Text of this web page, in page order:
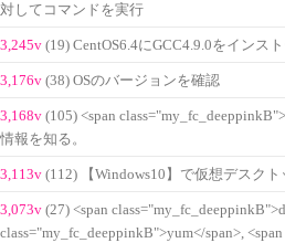
対してコマンドを実行
3,245v (19) CentOS6.4にGCC4.9.0をインス
3,176v (38) OSのバージョンを確認
3,168v (105) <span
情報を知る。
3,113v (112) 【Windows10】で仮想デスクト
3,073v (27) <span
class="my_fc_deeppinkB">yum</span>, <span